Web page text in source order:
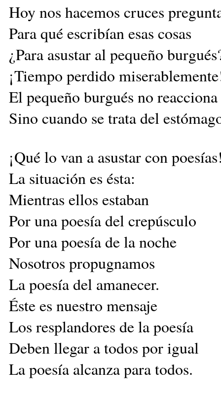
Hoy nos hacemos cruces
Para qué escribían esas cosas
¿Para asustar al pequeño
¡Tiempo perdido
El pequeño burgués no reacciona
Sino cuando se trata del
¡Qué lo van a asustar con
La situación es ésta:
Mientras ellos estaban
Por una poesía del crepúsculo
Por una poesía de la noche
Nosotros propugnamos
La poesía del amanecer.
Éste es nuestro mensaje
Los resplandores de la poesía
Deben llegar a todos por igual
La poesía alcanza para todos.